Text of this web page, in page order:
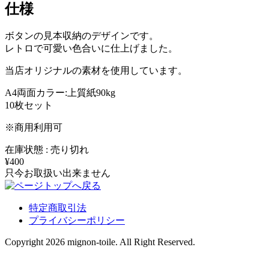
仕様
ボタンの見本収納のデザインです。
レトロで可愛い色合いに仕上げました。
当店オリジナルの素材を使用しています。
A4両面カラー:上質紙90kg
10枚セット
※商用利用可
在庫状態 : 売り切れ
¥400
只今お取扱い出来ません
特定商取引法
プライバシーポリシー
Copyright 2026 mignon-toile. All Right Reserved.